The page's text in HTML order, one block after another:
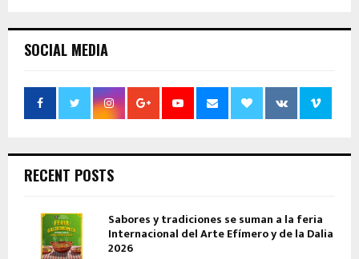
SOCIAL MEDIA
RECENT POSTS
Sabores y tradiciones se suman a la feria
Internacional del Arte Efímero y de la Dalia
2026